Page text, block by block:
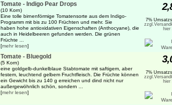
Tomate - Indigo Pear Drops
(10 Korn)
Eine tolle birnenförmige Tomatensorte aus dem Indigo-
Programm mit bis zu 100 Früchten und mehr. Sie
haben hohe antioxidativen Eigenschaften (Anthocyane), die
auch in Heidelbeeren gefunden werden. Die grünen
Früchte ...
[mehr lesen]
7%
hier
Tomate - Bluegold
(5 Korn)
eine goldgelb-dunkelblaue Stabtomate mit saftigem, aber
festem, leuchtend gelbem Fruchtfleisch. Die Früchte können
ein Gewicht bis zu 140 g erreichen und dind nicht nur
außergewöhnlich schön, sondern ...
[mehr lesen]
7%
hier